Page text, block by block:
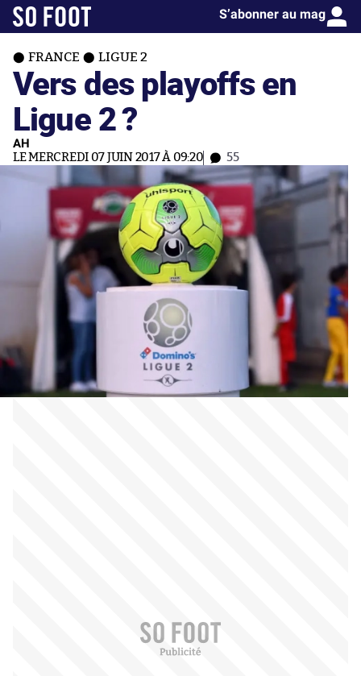
S’abonner au mag
FRANCE LIGUE 2
Vers des playoffs en
Ligue 2 ?
AH
LE MERCREDI 07 JUIN 2017 À 09:20 55